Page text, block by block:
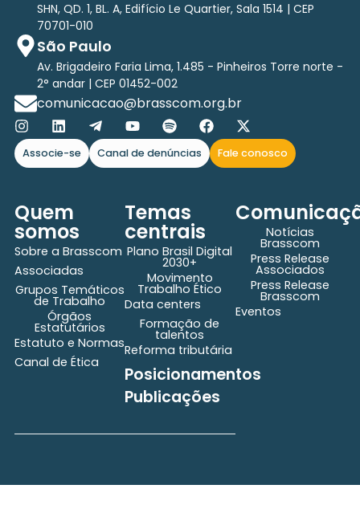
SHN, QD. 1, BL. A, Edifício Le Quartier, Sala 1514 | CEP
70701-010
São Paulo
Av. Brigadeiro Faria Lima, 1.485 - Pinheiros Torre norte -
2° andar | CEP 01452-002
comunicacao@brasscom.org.br
Associe-se Canal de denúncias Fale conosco
Quem
somos
Sobre a Brasscom
Associadas
Grupos Temáticos
de Trabalho
Órgãos
Estatutários
Estatuto e Normas
Canal de Ética
Temas
centrais
Plano Brasil Digital
2030+
Movimento
Trabalho Ético
Data centers
Formação de
talentos
Reforma tributária
Posicionamentos
Publicações
Notícias
Brasscom
Press Release
Associados
Press Release
Brasscom
Eventos